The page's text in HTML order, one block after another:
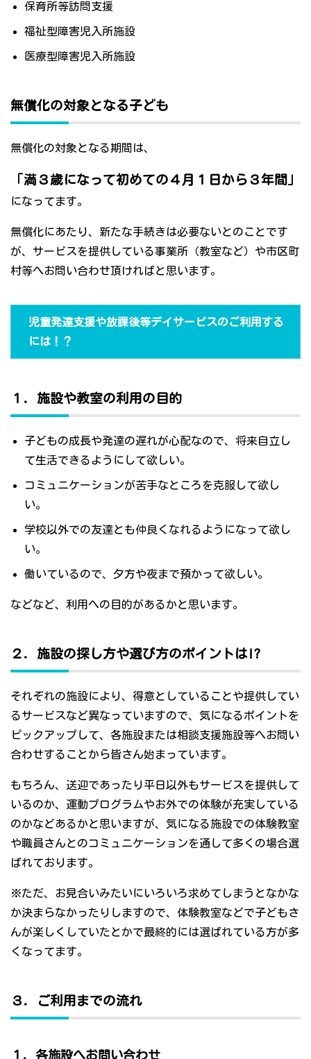
保育所等訪問支援
福祉型障害児入所施設
医療型障害児入所施設
無償化の対象となる子ども
無償化の対象となる期間は、
「満３歳になって初めての４月１日から３年間」
になってます。
無償化にあたり、新たな手続きは必要ないとのことです
が、サービスを提供している事業所（教室など）や市区町
村等へお問い合わせ頂ければと思います。
児童発達支援や放課後等デイサービスのご利用する
には！？
１．施設や教室の利用の目的
子どもの成長や発達の遅れが心配なので、将来自立し
て生活できるようにして欲しい。
コミュニケーションが苦手なところを克服して欲し
い。
学校以外での友達とも仲良くなれるようになって欲し
い。
働いているので、夕方や夜まで預かって欲しい。
などなど、利用への目的があるかと思います。
２．施設の探し方や選び方のポイントは!?
それぞれの施設により、得意としていることや提供してい
るサービスなど異なっていますので、気になるポイントを
ピックアップして、各施設または相談支援施設等へお問い
合わせすることから皆さん始まっています。
もちろん、送迎であったり平日以外もサービスを提供して
いるのか、運動プログラムやお外での体験が充実している
のかなどあるかと思いますが、気になる施設での体験教室
や職員さんとのコミュニケーションを通して多くの場合選
ばれております。
※ただ、お見合いみたいにいろいろ求めてしまうとなかな
か決まらなかったりしますので、体験教室などで子どもさ
んが楽しくしていたとかで最終的には選ばれている方が多
くなってます。
３．ご利用までの流れ
１．各施設へお問い合わせ